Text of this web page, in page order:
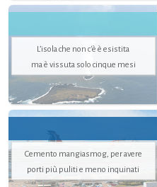
L’isola che non c'è è esistita
ma è vissuta solo cinque mesi
Cemento mangiasmog, per avere
porti più puliti e meno inquinati